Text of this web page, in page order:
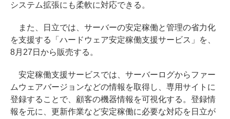
システム拡張にも柔軟に対応できる。
また、日立では、サーバーの安定稼働と管理の省力化
を支援する「ハードウェア安定稼働支援サービス」を、
8月27日から販売する。
安定稼働支援サービスでは、サーバーログからファー
ムウェアバージョンなどの情報を取得し、専用サイトに
登録することで、顧客の機器情報を可視化する。登録情
報を元に、更新作業など安定稼働に必要な対応を日立が